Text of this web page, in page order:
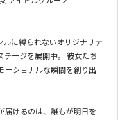
ルに縛られないオリジナリテ
テージを展開中。 彼女たち
ーショナルな瞬間を創り出
届けるのは、誰もが明日を